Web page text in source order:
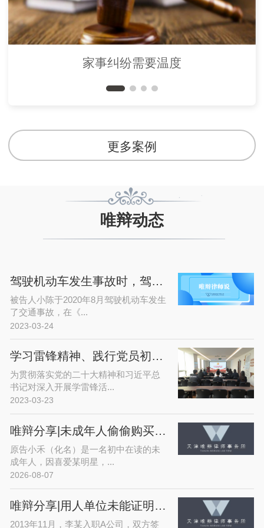
家事纠纷需要温度
更多案例
唯辩动态
驾驶机动车发生事故时，驾驶证逾期未换证，保险公司是否赔偿？
被告人小陈于2020年8月驾驶机动车发生
了交通事故，在《...
2023-03-24
学习雷锋精神、践行党员初心——唯辩律师事务所开展党日活动
为贯彻落实党的二十大精神和习近平总
书记对深入开展学雷锋活...
2023-03-23
唯辩分享|未成年人偷偷购买爱豆演唱会门票，平台拒退款？法院这样判！
原告小禾（化名）是一名初中在读的未
成年人，因喜爱某明星，...
2026-08-07
唯辩分享|用人单位未能证明解雇通知记载事实属于违法解约
2013年11月，李某入职A公司，双方签